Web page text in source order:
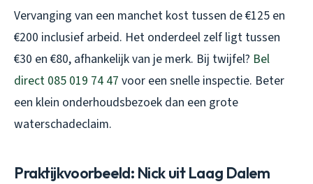
Vervanging van een manchet kost tussen de €125 en
€200 inclusief arbeid. Het onderdeel zelf ligt tussen
€30 en €80, afhankelijk van je merk. Bij twijfel? Bel
direct 085 019 74 47 voor een snelle inspectie. Beter
een klein onderhoudsbezoek dan een grote
waterschadeclaim.
Praktijkvoorbeeld: Nick uit Laag Dalem